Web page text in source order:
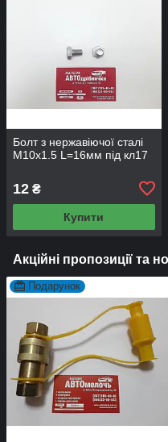
Болт з нержавіючої сталі
М10х1.5 L=16мм під кл17
12 ₴
Купити
Акційні пропозиції та
Подарунок